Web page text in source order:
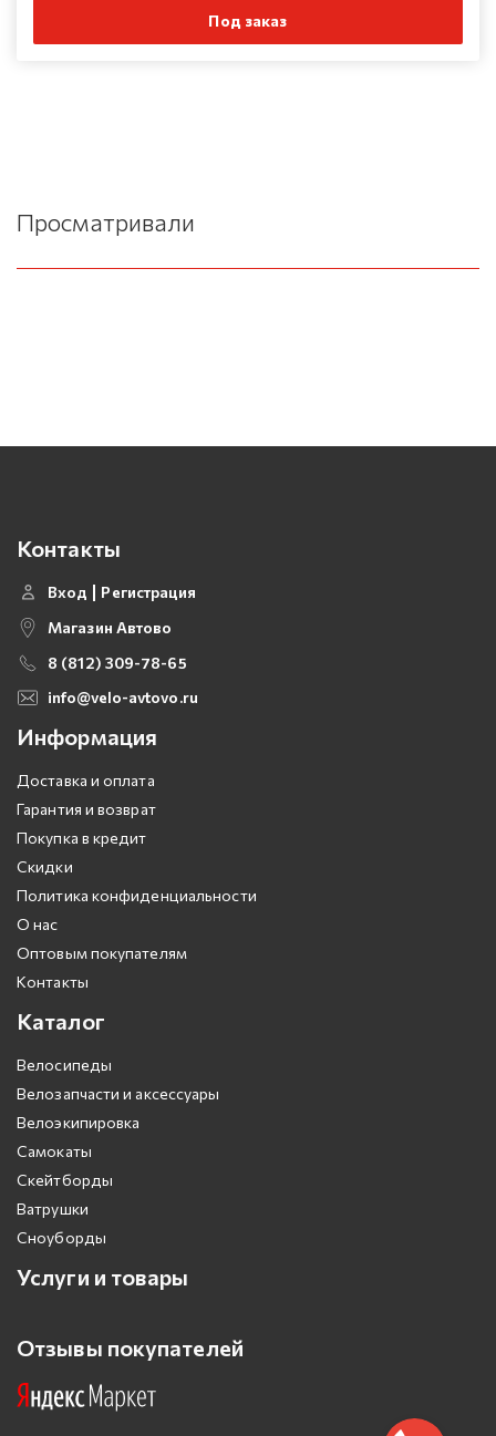
Под заказ
Просматривали
Контакты
Вход
Регистрация
Магазин Автово
8 (812) 309-78-65
info@velo-avtovo.ru
Информация
Доставка и оплата
Гарантия и возврат
Покупка в кредит
Скидки
Политика конфиденциальности
О нас
Оптовым покупателям
Контакты
Каталог
Велосипеды
Велозапчасти и аксессуары
Велоэкипировка
Самокаты
Скейтборды
Ватрушки
Сноуборды
Услуги и товары
Отзывы покупателей